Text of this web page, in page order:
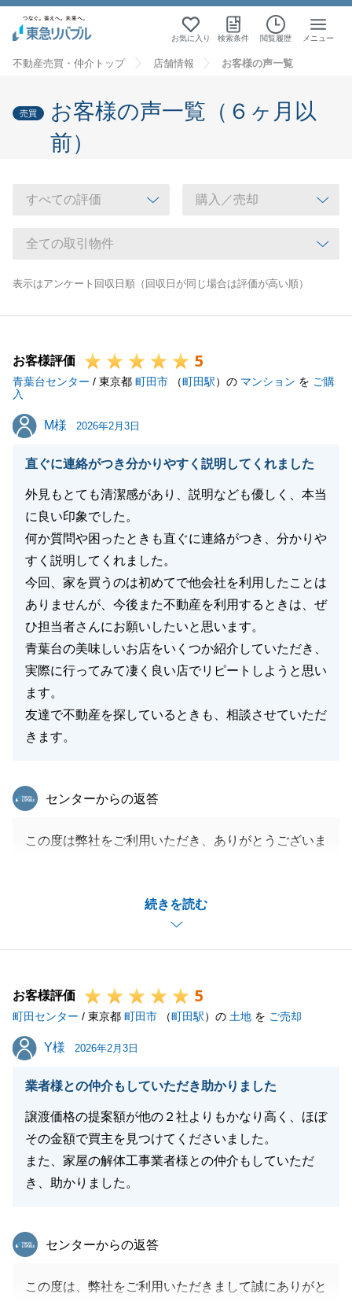
お気に入り 検索条件 閲覧履歴 メニュー
不動産売買・仲介トップ 店舗情報 お客様の声一覧
売買
お客様の声一覧（６ヶ月以
前）
表示はアンケート回収日順（回収日が同じ場合は評価が高い順）
お客様評価 5
青葉台センター / 東京都 町田市 （町田駅）の マンション を ご購
入
M様
M様 2026年2月3日
直ぐに連絡がつき分かりやすく説明してくれました
外見もとても清潔感があり、説明なども優しく、本当
に良い印象でした。
何か質問や困ったときも直ぐに連絡がつき、分かりや
すく説明してくれました。
今回、家を買うのは初めてで他会社を利用したことは
ありませんが、今後また不動産を利用するときは、ぜ
ひ担当者さんにお願いしたいと思います。
青葉台の美味しいお店をいくつか紹介していただき、
実際に行ってみて凄く良い店でリピートしようと思い
ます。
友達で不動産を探しているときも、相談させていただ
きます。
続きを読む
東急リバブル
センターからの返答
この度は弊社をご利用いただき、ありがとうございま
何度もお会いする機会がございましたが、その度、快
くご対応をいただきありがとうございました。
今後もお困り事がございましたら、身の回りのご友人
お客様評価 5
町田センター / 東京都 町田市 （町田駅）の 土地 を ご売却
Y様
Y様 2026年2月3日
業者様との仲介もしていただき助かりました
譲渡価格の提案額が他の２社よりもかなり高く、ほぼ
その金額で買主を見つけてくださいました。
また、家屋の解体工事業者様との仲介もしていただ
き、助かりました。
東急リバブル
センターからの返答
この度は、弊社をご利用いただきまして誠にありがと